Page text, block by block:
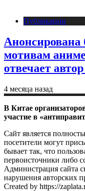
Публикации
Анонсирована
мотивам
отвечает
4 месяца назад
В Китае
участие в
Сайт является
посетители могут
бывает так, что
первоисточники либо
Администрация сайта
нарушения авторских
Created by https://